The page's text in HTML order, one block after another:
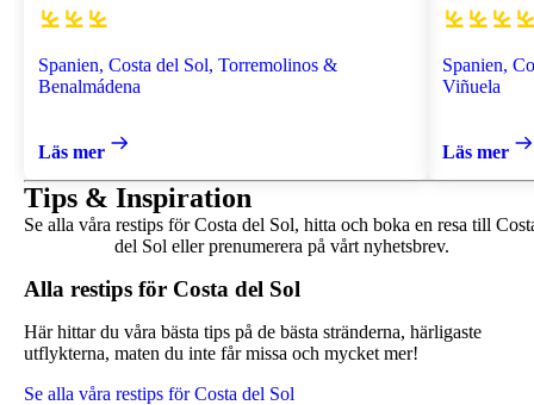
Spanien, Costa del Sol, Torremolinos &
Benalmádena
Läs mer
Spanien,
Viñuela
Läs mer
Tips & Inspiration
Se alla våra restips för Costa del Sol, hitta och boka en resa till
del Sol eller prenumerera på vårt nyhetsbrev.
Alla restips för Costa del Sol
Här hittar du våra bästa tips på de bästa stränderna, härligaste
utflykterna, maten du inte får missa och mycket mer!
Se alla våra restips för Costa del Sol